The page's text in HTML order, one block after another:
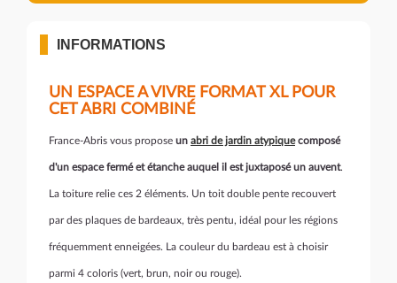
INFORMATIONS
UN ESPACE A VIVRE FORMAT XL POUR
CET ABRI COMBINÉ
France-Abris vous propose un abri de jardin atypiquecomposé
d'un espace fermé et étanche auquel il est juxtaposé un auvent.
La toiture relie ces 2 éléments. Un toit double pente recouvert
par des plaques de bardeaux, très pentu, idéal pour les régions
fréquemment enneigées. La couleur du bardeau est à choisir
parmi 4 coloris (vert, brun, noir ou rouge).